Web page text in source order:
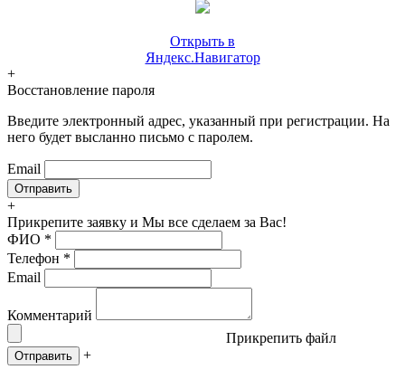
Открыть в
Яндекс.Навигатор
+
Восстановление пароля
Введите электронный адрес, указанный при регистрации. На
него будет высланно письмо с паролем.
Email
+
Прикрепите заявку и Мы все сделаем за Вас!
ФИО *
Телефон *
Email
Комментарий
Прикрепить файл
Отправить +